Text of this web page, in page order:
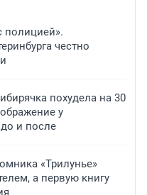
полицией».
честно
похудела на 30
у
и после
«Трилунье»
а первую книгу